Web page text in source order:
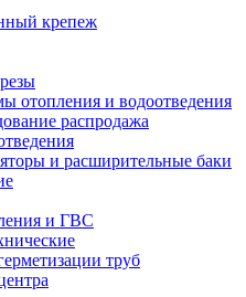
крепеж
отопления и водоотведения
распродажа
и расширительные баки
и ГВС
труб